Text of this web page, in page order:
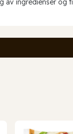
av ingredienser og